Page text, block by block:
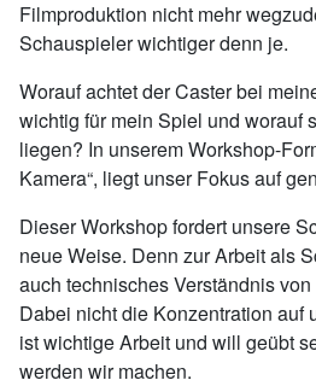
Filmproduktion nicht mehr
Schauspieler wichtiger denn je.
Worauf achtet der Caster bei
wichtig für mein Spiel und worauf
liegen? In unserem Workshop-
Kamera“, liegt unser Fokus auf
Dieser Workshop fordert unsere
neue Weise. Denn zur Arbeit als
auch technisches Verständnis
Dabei nicht die Konzentration auf
ist wichtige Arbeit und will geübt
werden wir machen.